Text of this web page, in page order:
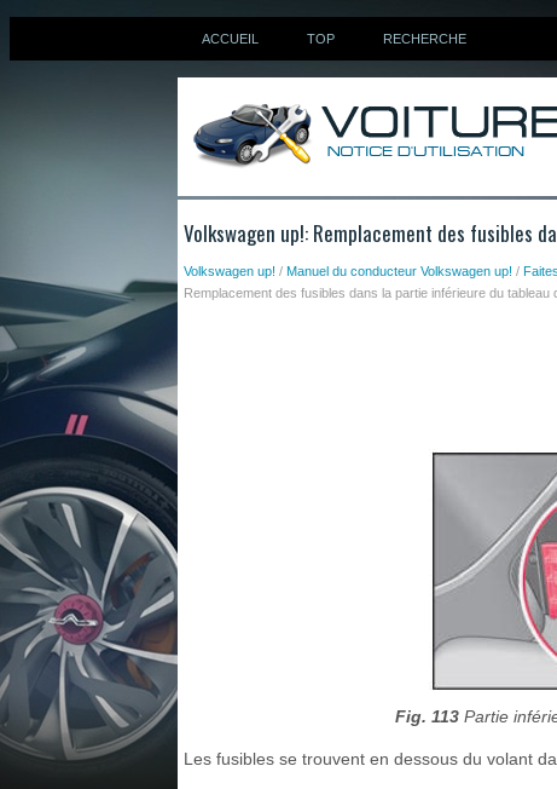
ACCUEIL TOP RECHERCHE
Volkswagen up!: Remplacement des fusibles
Volkswagen up! / Manuel du conducteur Volkswagen up! /
Remplacement des fusibles dans la partie inférieure du tableau
Fig. 113 Partie
Les fusibles se trouvent en dessous du volant